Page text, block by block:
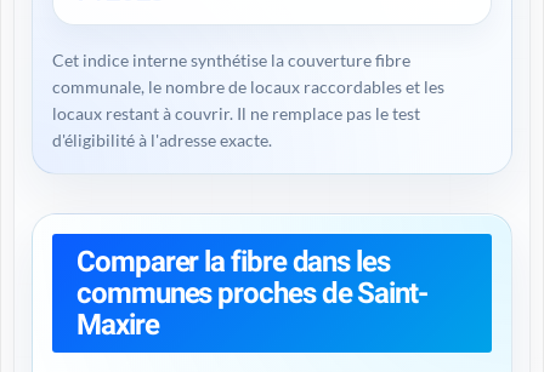
Cet indice interne synthétise la couverture fibre
communale, le nombre de locaux raccordables et les
locaux restant à couvrir. Il ne remplace pas le test
d'éligibilité à l'adresse exacte.
Comparer la fibre dans les
communes proches de Saint-
Maxire